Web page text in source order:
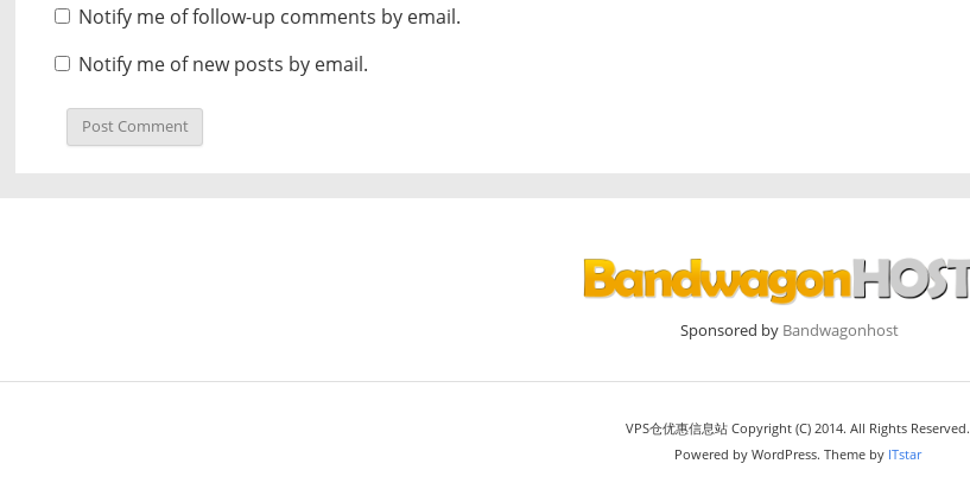
Notify me of follow-up comments by email.
Notify me of new posts by email.
Sponsored by Bandwagonhost
VPS仓优惠信息站 Copyright (C) 2014. All Rights Reserved.
Powered by WordPress. Theme by ITstar